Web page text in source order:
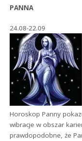
PANNA
24.08-22.09
Horoskop Panny
wibracje w obszar
prawdopodobne, że